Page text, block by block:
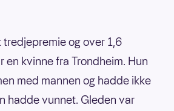
tredjepremie og over 1,6
en kvinne fra Trondheim. Hun
med mannen og hadde ikke
hadde vunnet. Gleden var